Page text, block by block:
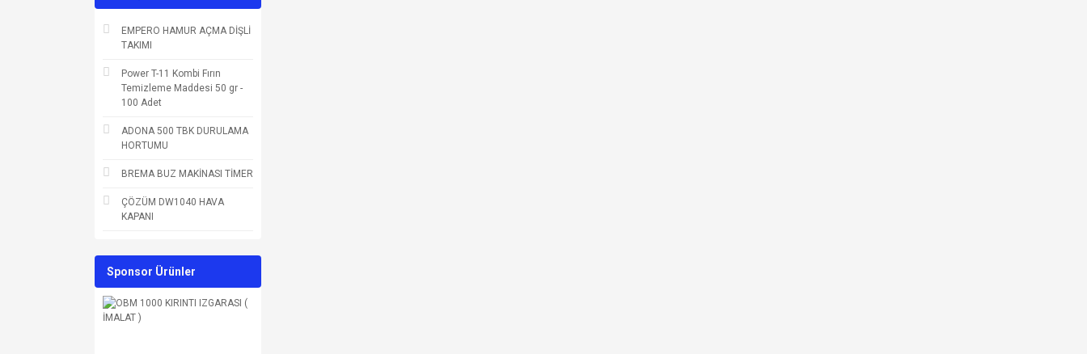
EMPERO HAMUR AÇMA DİŞLİ
TAKIMI
Power T-11 Kombi Fırın
Temizleme Maddesi 50 gr -
100 Adet
ADONA 500 TBK DURULAMA
HORTUMU
BREMA BUZ MAKİNASI TİMER
ÇÖZÜM DW1040 HAVA
KAPANI
Sponsor Ürünler